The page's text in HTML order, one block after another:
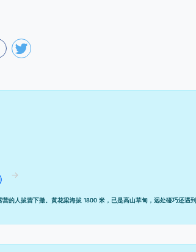
的人拔营下撤。黄花梁海拔 1800 米，已是高山草甸，远处碰巧还遇到